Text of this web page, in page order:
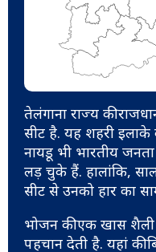
तेलंगाना राज्य की
सीट है. यह शहरी इलाके
नायडू भी भारतीय
लड़ चुके हैं. हालांकि,
सीट से उनको हार का
भोजन की एक खास
पहचान देती है. यहां की